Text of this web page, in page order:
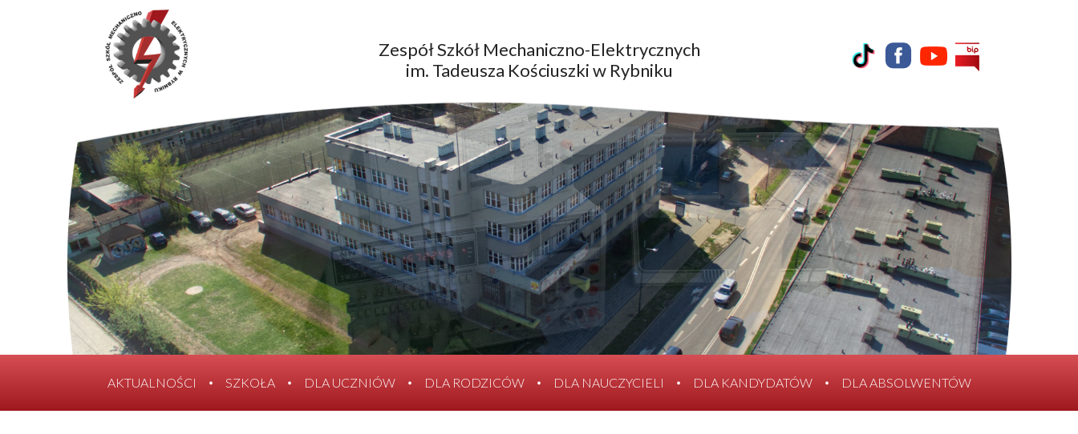
Zespół Szkół Mechaniczno-Elektrycznych
im. Tadeusza Kościuszki w Rybniku
AKTUALNOŚCI SZKOŁA DLA UCZNIÓW DLA RODZICÓW DLA NAUCZYCIELI DLA KANDYDATÓW DLA ABSOLWENTÓW